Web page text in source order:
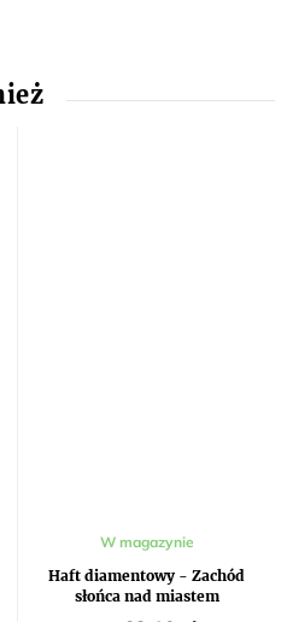
Haft diamentowy - Zachód
słońca nad miastem
W magazynie